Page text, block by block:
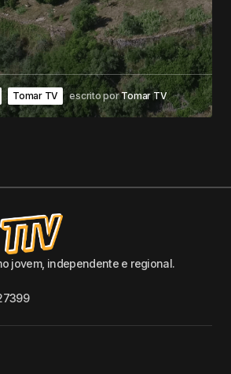
Tomar TV escrito porTomar TV
jovem, independente e regional.